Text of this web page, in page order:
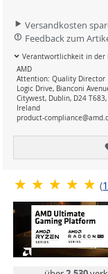
Versandkosten
Feedback zum
Verantwortlichkeit in der
AMD
Attention: Quality Director
Logic Drive, Bianconi
Citywest, Dublin, D24 T683,
Ireland
product-
(